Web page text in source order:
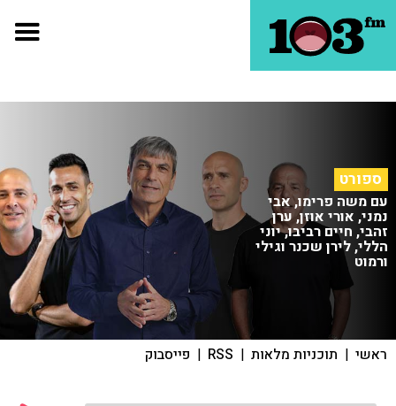
ספורט
עם משה פרימו, אבי
נמני, אורי אוזן, ערן
זהבי, חיים רביבו, יוני
הללי, לירן שכנר וגילי
ורמוט
ראשי | תוכניות מלאות |
RSS
| פייסבוק